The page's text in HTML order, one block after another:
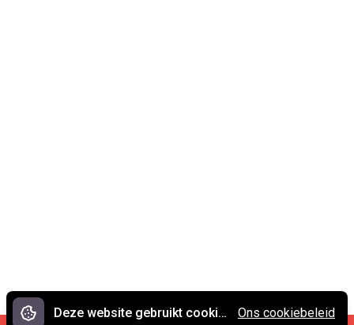
Deze website gebruikt cookies. Ons cookiebeleid